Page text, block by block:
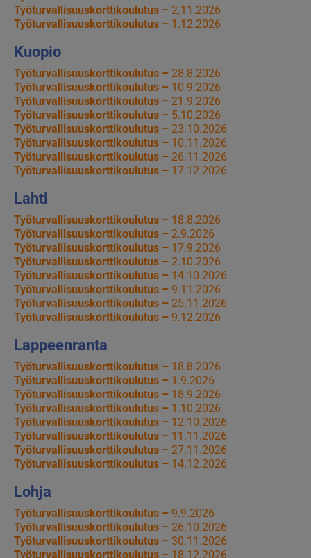
Työturvallisuuskorttikoulutus – 2.11.2026
Työturvallisuuskorttikoulutus – 1.12.2026
Kuopio
Työturvallisuuskorttikoulutus – 28.8.2026
Työturvallisuuskorttikoulutus – 10.9.2026
Työturvallisuuskorttikoulutus – 21.9.2026
Työturvallisuuskorttikoulutus – 5.10.2026
Työturvallisuuskorttikoulutus – 23.10.2026
Työturvallisuuskorttikoulutus – 10.11.2026
Työturvallisuuskorttikoulutus – 26.11.2026
Työturvallisuuskorttikoulutus – 17.12.2026
Lahti
Työturvallisuuskorttikoulutus – 18.8.2026
Työturvallisuuskorttikoulutus – 2.9.2026
Työturvallisuuskorttikoulutus – 17.9.2026
Työturvallisuuskorttikoulutus – 2.10.2026
Työturvallisuuskorttikoulutus – 14.10.2026
Työturvallisuuskorttikoulutus – 9.11.2026
Työturvallisuuskorttikoulutus – 25.11.2026
Työturvallisuuskorttikoulutus – 9.12.2026
Lappeenranta
Työturvallisuuskorttikoulutus – 18.8.2026
Työturvallisuuskorttikoulutus – 1.9.2026
Työturvallisuuskorttikoulutus – 18.9.2026
Työturvallisuuskorttikoulutus – 1.10.2026
Työturvallisuuskorttikoulutus – 12.10.2026
Työturvallisuuskorttikoulutus – 11.11.2026
Työturvallisuuskorttikoulutus – 27.11.2026
Työturvallisuuskorttikoulutus – 14.12.2026
Lohja
Työturvallisuuskorttikoulutus – 9.9.2026
Työturvallisuuskorttikoulutus – 26.10.2026
Työturvallisuuskorttikoulutus – 30.11.2026
Työturvallisuuskorttikoulutus – 18.12.2026